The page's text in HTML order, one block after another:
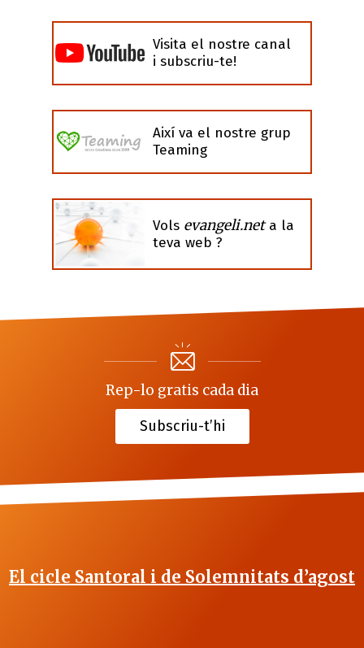
Visita el nostre canal
i subscriu-te!
Així va el nostre grup
Teaming
Vols evangeli.neta la
teva web ?
Rep-lo gratis cada dia
Subscriu-t’hi
El cicle Santoral i de Solemnitats d’agost